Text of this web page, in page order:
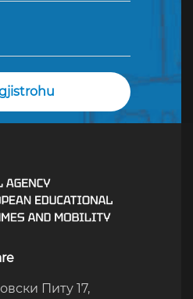
Питу 17,